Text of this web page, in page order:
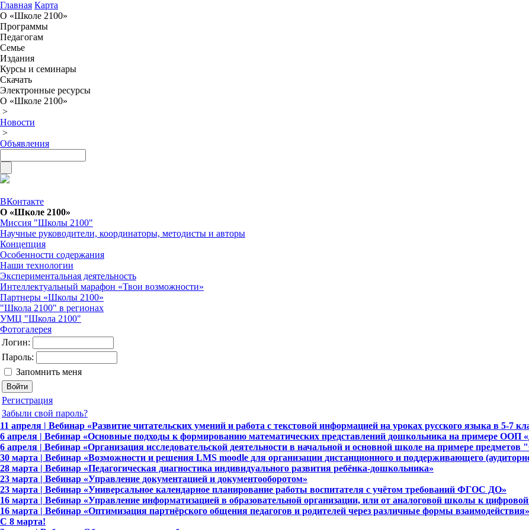
Главная Карта
О «Школе 2100»
Программы
Педагогам
Семье
Издания
Курсы и семинары
Скачать
Электронные ресурсы
О «Школе 2100»
>
Новости
>
Объявления
ВКонтакте
О «Школе 2100»
Миссия "Школы 2100"
Научные руководители, координаторы, методисты и авторы
Концепция
Особенности содержания
Наши технологии
Экспериментальная деятельность
Интеллектуальный марафон «Твои возможности»
Партнеры «Школы 2100»
"Школа 2100" в регионах
УМЦ "Школа 2100"
Фотогалерея
Логин:
Пароль:
Запомнить меня
Регистрация
Забыли свой пароль?
11 апреля | Вебинар «Развитие читательских умений и работа с текстовой информацией на уроках русского языка в 5-7
6 апреля | Вебинар «Основные подходы к формированию математических представлений дошкольника на примере ООП
6 апреля | Вебинар «Организация исследовательской деятельности в начальной и основной школе на примере
30 марта | Вебинар «Возможности и решения LMS moodle для организации дистанционного и поддерживающего
28 марта | Вебинар «Педагогическая диагностика индивидуального развития ребёнка-дошкольника»
23 марта | Вебинар «Управление документацией и документооборотом»
23 марта | Вебинар «Универсальное календарное планирование работы воспитателя с учётом требований ФГОС ДО»
16 марта | Вебинар «Управление информатизацией в образовательной организации, или от аналоговой школы к
16 марта | Вебинар «Оптимизация партнёрского общения педагогов и родителей через различные формы взаимодействия»
C 8 марта!